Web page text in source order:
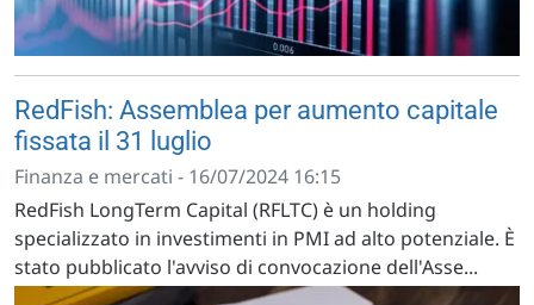
RedFish: Assemblea per aumento capitale
fissata il 31 luglio
Finanza e mercati - 16/07/2024 16:15
RedFish LongTerm Capital (RFLTC) è un holding
specializzato in investimenti in PMI ad alto potenziale. È
stato pubblicato l'avviso di convocazione dell'Asse...